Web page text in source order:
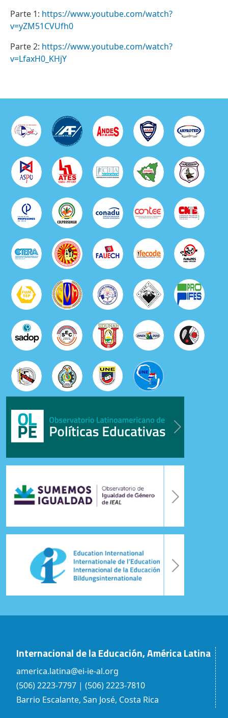
Parte 1: https://www.youtube.com/watch?
v=yZM51CVUfh0
Parte 2: https://www.youtube.com/watch?
v=LfaxH0_KHjY
Internacional de la Educación, América Latina
america.latina@ei-ie-al.org
(506) 2223-7797 | (506) 2223-7810
Barrio Escalante, San José, Costa Rica